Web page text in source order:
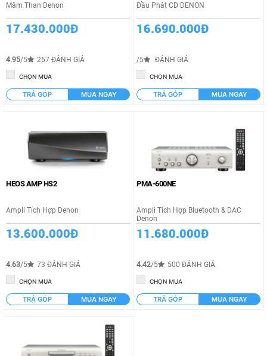
Mâm Than Denon
17.430.000Đ
4.95/5 267 ĐÁNH GIÁ
CHỌN MUA
TRẢ GÓP MUA NGAY
Đầu Phát CD DENON
16.690.000Đ
/5 ĐÁNH GIÁ
CHỌN MUA
TRẢ GÓP MUA NGAY
HEOS AMP HS2
Ampli Tích Hợp Denon
13.600.000Đ
4.63/5 73 ĐÁNH GIÁ
CHỌN MUA
TRẢ GÓP MUA NGAY
PMA-600NE
Ampli Tích Hợp Bluetooth & DAC
Denon
11.680.000Đ
4.42/5 500 ĐÁNH GIÁ
CHỌN MUA
TRẢ GÓP MUA NGAY